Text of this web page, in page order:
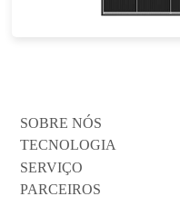
Garantia
SOBRE NÓS
TECNOLOGIA
SERVIÇO
PARCEIROS